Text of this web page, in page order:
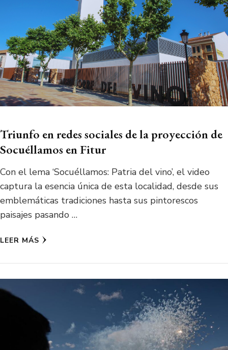
Triunfo en redes sociales de la proyección de
Socuéllamos en Fitur
Con el lema ‘Socuéllamos: Patria del vino’, el video
captura la esencia única de esta localidad, desde sus
emblemáticas tradiciones hasta sus pintorescos
paisajes pasando …
LEER MÁS